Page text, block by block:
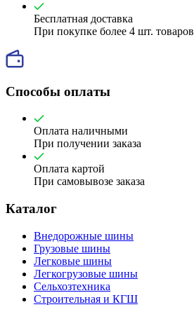
Бесплатная доставка
При покупке более 4 шт. товаров
Способы оплаты
Оплата наличными
При получении заказа
Оплата картой
При самовывозе заказа
Каталог
Внедорожные шины
Грузовые шины
Легковые шины
Легкогрузовые шины
Сельхозтехника
Строительная и КГШ